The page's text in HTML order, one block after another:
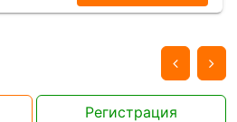
Регистрация